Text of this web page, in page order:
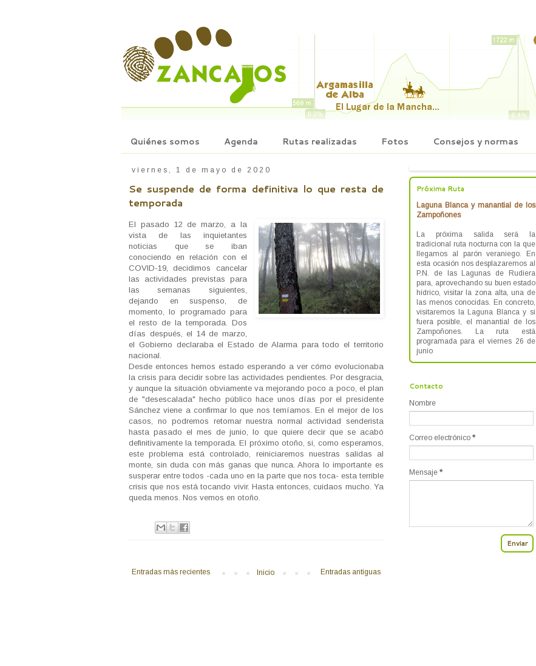
Quiénes somos Agenda Rutas realizadas Fotos Consejos y normas
viernes, 1 de mayo de 2020
Se suspende de forma definitiva lo que resta de
temporada
El pasado 12 de marzo, a la
vista de las inquietantes
noticias que se iban
conociendo en relación con el
COVID-19, decidimos cancelar
las actividades previstas para
las semanas siguientes,
dejando en suspenso, de
momento, lo programado para
el resto de la temporada. Dos
días después, el 14 de marzo,
el Gobierno declaraba el Estado de Alarma para todo el territorio
nacional.
Desde entonces hemos estado esperando a ver cómo evolucionaba
la crisis para decidir sobre las actividades pendientes. Por desgracia,
y aunque la situación obviamente va mejorando poco a poco, el plan
de "desescalada" hecho público hace unos días por el presidente
Sánchez viene a confirmar lo que nos temíamos. En el mejor de los
casos, no podremos retomar nuestra normal actividad senderista
hasta pasado el mes de junio, lo que quiere decir que se acabó
definitivamente la temporada. El próximo otoño, si, como esperamos,
este problema está controlado, reiniciaremos nuestras salidas al
monte, sin duda con más ganas que nunca. Ahora lo importante es
susperar entre todos -cada uno en la parte que nos toca- esta terrible
crisis que nos está tocando vivir. Hasta entonces, cuidaos mucho. Ya
queda menos. Nos vemos en otoño.
Entradas más recientes Entradas antiguas
Inicio
Próxima Ruta
Laguna Blanca y manantial de los
Zampoñones
La próxima salida será la
tradicional ruta nocturna con la que
llegamos al parón veraniego. En
esta ocasión nos desplazaremos al
P.N. de las Lagunas de Rudiera
para, aprovechando su buen estado
hídrico, visitar la zona alta, una de
las menos conocidas. En concreto,
visitaremos la Laguna Blanca y si
fuera posible, el manantial de los
Zampoñones. La ruta está
programada para el viernes 26 de
junio
Contacto
Nombre
Correo electrónico *
Mensaje *